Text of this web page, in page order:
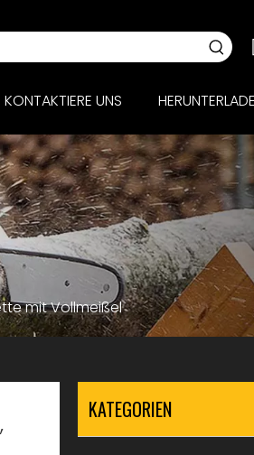
KONTAKTIERE UNS
mit Vollmeißel
KATEGORIEN